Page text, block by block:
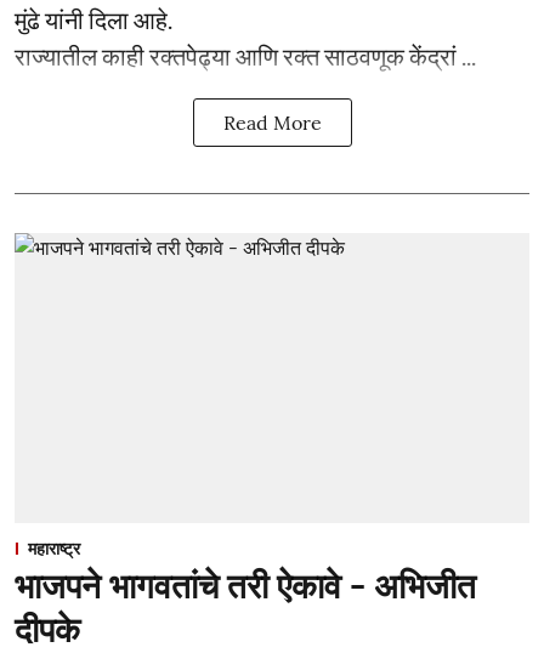
मुंढे यांनी दिला आहे.
राज्यातील काही रक्तपेढ्या आणि रक्त साठवणूक केंद्रां ...
Read More
महाराष्ट्र
भाजपने भागवतांचे तरी ऐकावे - अभिजीत
दीपके